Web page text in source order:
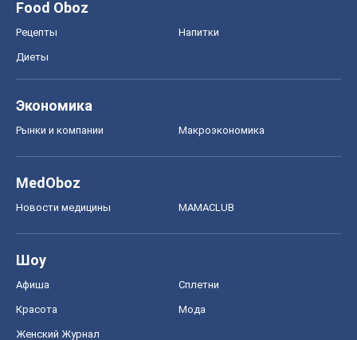
Food Oboz
Рецепты Напитки
Диеты
Экономика
Рынки и компании Mакроэкономика
MedOboz
Новости медицины MAMACLUB
Шоу
Афиша Сплетни
Красота Мода
Женский Журнал